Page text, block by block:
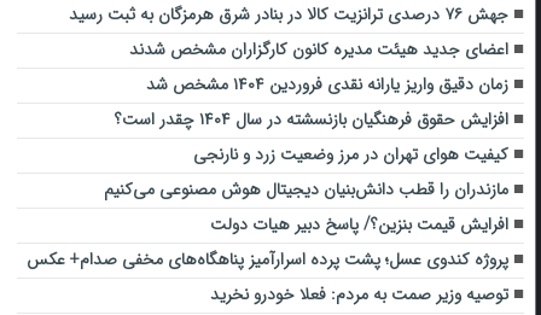
جهش ۷۶ درصدی ترانزیت کالا در بنادر شرق هرمزگان به ثبت رسید
اعضای جدید هیئت مدیره کانون کارگزاران مشخص شدند
زمان دقیق واریز یارانه نقدی فروردین ۱۴۰۴ مشخص شد
افزایش حقوق فرهنگیان بازنسشته در سال ۱۴۰۴ چقدر است؟
کیفیت هوای تهران در مرز وضعیت زرد و نارنجی
‌مازندران را قطب دانش‌بنیان دیجیتال هوش مصنوعی می‌کنیم‌
افرایش قیمت بنزین؟/ پاسخ دبیر هیات دولت
پروژه کندوی عسل؛ پشت پرده اسرارآمیز پناهگاه‌های مخفی صدام+ عکس
توصیه وزیر صمت به مردم: فعلا خودرو نخرید